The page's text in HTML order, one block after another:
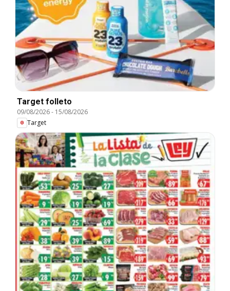
Target folleto
09/08/2026- 15/08/2026
Target